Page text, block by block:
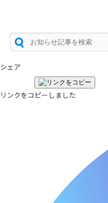
シェア
リンクをコピーしました